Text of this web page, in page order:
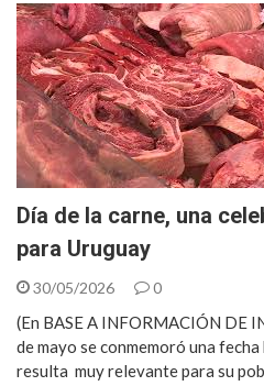
Día de la carne, una
para Uruguay
30/05/2026 0
(En BASE A INFORMACIÓN DE
de mayo se conmemoró una
resulta muy relevante para su